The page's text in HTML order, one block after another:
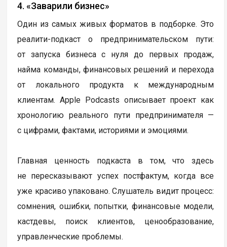
4. «Заварили бизнес»
Один из самых живых форматов в подборке. Это
реалити-подкаст о предпринимательском пути:
от запуска бизнеса с нуля до первых продаж,
найма команды, финансовых решений и перехода
от локального продукта к международным
клиентам. Apple Podcasts описывает проект как
хронологию реального пути предпринимателя —
с цифрами, фактами, историями и эмоциями.
Главная ценность подкаста в том, что здесь
не пересказывают успех постфактум, когда все
уже красиво упаковано. Слушатель видит процесс:
сомнения, ошибки, попытки, финансовые модели,
кастдевы, поиск клиентов, ценообразование,
управленческие проблемы.